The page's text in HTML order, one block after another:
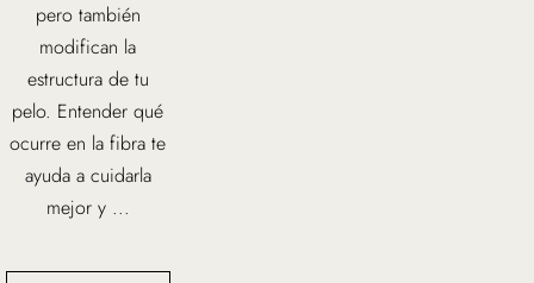
pero también
modifican la
estructura de tu
pelo. Entender qué
ocurre en la fibra te
ayuda a cuidarla
mejor y ...